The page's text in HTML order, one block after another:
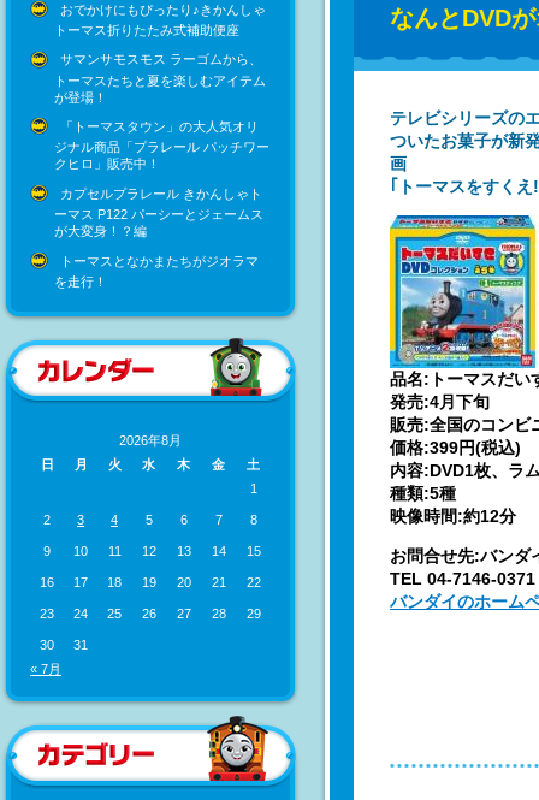
おでかけにもぴったり♪きかんしゃ
トーマス折りたたみ式補助便座
サマンサモスモス ラーゴムから、
トーマスたちと夏を楽しむアイテム
が登場！
「トーマスタウン」の大人気オリ
ジナル商品「プラレール パッチワー
クヒロ」販売中！
カプセルプラレール きかんしゃト
ーマス P122 パーシーとジェームス
が大変身！？編
トーマスとなかまたちがジオラマ
を走行！
2026年8月
日
月 火 水 木 金
土
1
2 3 4 5 6 7 8
9 10 11 12 13 14 15
16 17 18 19 20 21 22
23 24 25 26 27 28 29
30
31
« 7月
なんとDVD
テレビシリーズの
ついたお菓子が新
画
｢トーマスをすく
品名:トーマスだい
発売:4月下旬
販売:全国のコンビ
価格:399円(税込)
内容:DVD1枚、ラ
種類:5種
映像時間:約12分
お問合せ先:バン
TEL 04-7146-
バンダイのホーム